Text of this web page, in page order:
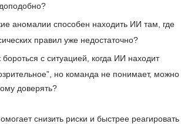
аномалии способен находить ИИ там, где
правил уже недостаточно?
бороться с ситуацией, когда ИИ находит
но команда не понимает, можно
доверять?
снизить риски и быстрее реагировать